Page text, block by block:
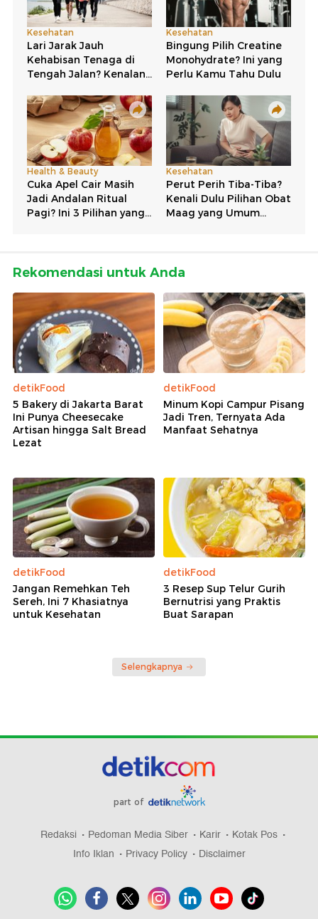
Rekomendasi untuk Anda
detikFood
5 Bakery di Jakarta Barat
Ini Punya Cheesecake
Artisan hingga Salt Bread
Lezat
detikFood
Minum Kopi Campur Pisang
Jadi Tren, Ternyata Ada
Manfaat Sehatnya
detikFood
Jangan Remehkan Teh
Sereh, Ini 7 Khasiatnya
untuk Kesehatan
detikFood
3 Resep Sup Telur Gurih
Bernutrisi yang Praktis
Buat Sarapan
Selengkapnya
part of
Redaksi Pedoman Media Siber Karir
Kotak Pos
Info Iklan
Privacy Policy Disclaimer